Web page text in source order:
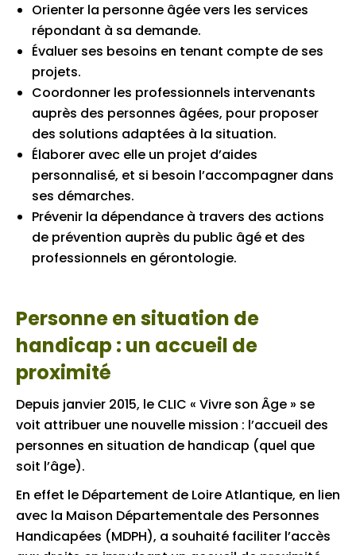
Orienter la personne âgée vers les services
répondant à sa demande.
Évaluer ses besoins en tenant compte de ses
projets.
Coordonner les professionnels intervenants
auprès des personnes âgées, pour proposer
des solutions adaptées à la situation.
Élaborer avec elle un projet d’aides
personnalisé, et si besoin l’accompagner dans
ses démarches.
Prévenir la dépendance à travers des actions
de prévention auprès du public âgé et des
professionnels en gérontologie.
Personne en situation de
handicap : un accueil de
proximité
Depuis janvier 2015, le CLIC « Vivre son Âge » se
voit attribuer une nouvelle mission : l’accueil des
personnes en situation de handicap (quel que
soit l’âge).
En effet le Département de Loire Atlantique, en lien
avec la Maison Départementale des Personnes
Handicapées (MDPH), a souhaité faciliter l’accès